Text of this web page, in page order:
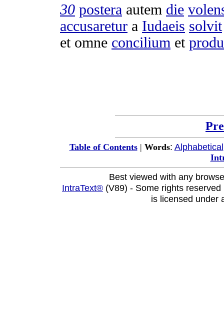
30 postera autem die
accusaretur a Iudaeis solvit
et omne concilium et
Table of Contents| Words: Alphabetical
Best viewed with any
IntraText® (V89) - Some rights
is licensed under